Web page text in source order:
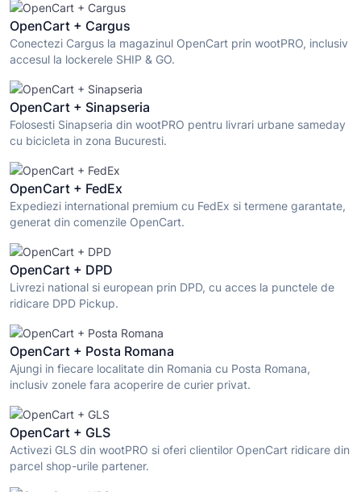
OpenCart + Cargus
Conectezi Cargus la magazinul OpenCart prin wootPRO, inclusiv
accesul la lockerele SHIP & GO.
OpenCart + Sinapseria
Folosesti Sinapseria din wootPRO pentru livrari urbane sameday
cu bicicleta in zona Bucuresti.
OpenCart + FedEx
Expediezi international premium cu FedEx si termene garantate,
generat din comenzile OpenCart.
OpenCart + DPD
Livrezi national si european prin DPD, cu acces la punctele de
ridicare DPD Pickup.
OpenCart + Posta Romana
Ajungi in fiecare localitate din Romania cu Posta Romana,
inclusiv zonele fara acoperire de curier privat.
OpenCart + GLS
Activezi GLS din wootPRO si oferi clientilor OpenCart ridicare din
parcel shop-urile partener.